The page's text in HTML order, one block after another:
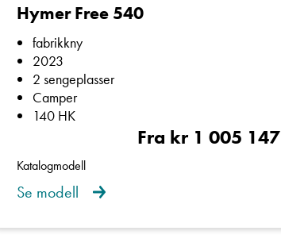
Hymer Free 540
fabrikkny
2023
2 sengeplasser
Camper
140 HK
Fra kr 1 005 147
Katalogmodell
Se modell